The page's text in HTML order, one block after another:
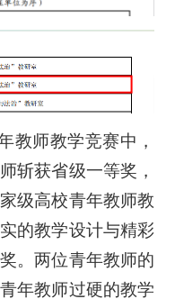
教师教学竞赛中，
斩获省级一等奖，
级高校青年教师教
的教学设计与精彩
。两位青年教师的
年教师过硬的教学